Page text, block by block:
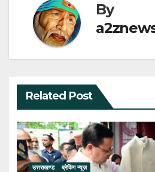
By
Related Post
उत्तराखण्ड ब्रेकिंग न्यूज़